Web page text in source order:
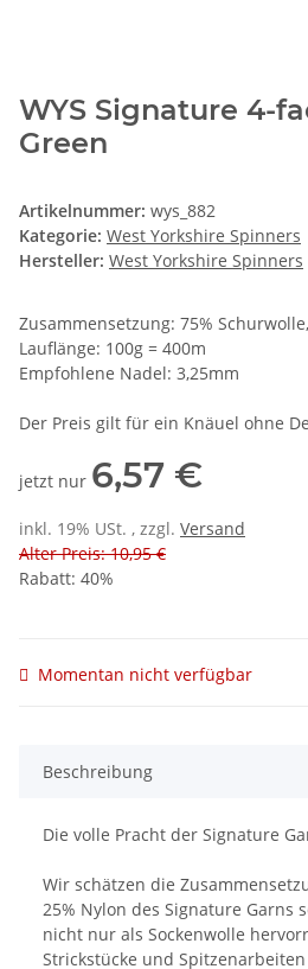
WYS Signature 4-
Green
Artikelnummer: wys_882
Kategorie: West Yorkshire Spinners
Hersteller: West Yorkshire Spinners
Zusammensetzung: 75%
Lauflänge: 100g = 400m
Empfohlene Nadel: 3,25mm
Der Preis gilt für ein Knäuel ohne
jetzt nur 6,57 €
inkl. 19% USt. , zzgl. Versand
Alter Preis: 10,95 €
Rabatt: 40%
Momentan nicht verfügbar
Beschreibung
Die volle Pracht der Signature
Wir schätzen die
25% Nylon des Signature Garns
nicht nur als Sockenwolle
Strickstücke und